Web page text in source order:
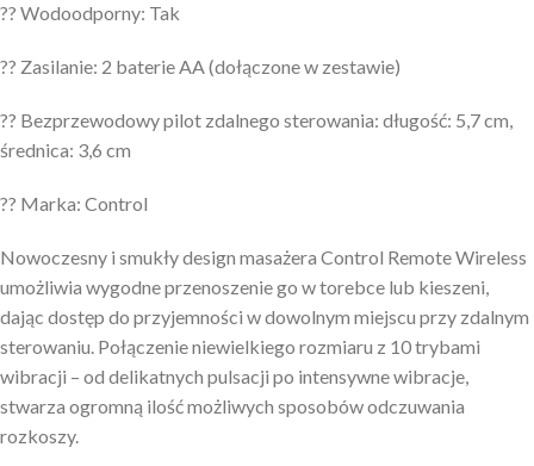
?? Wodoodporny: Tak
?? Zasilanie: 2 baterie AA (dołączone w zestawie)
?? Bezprzewodowy pilot zdalnego sterowania: długość: 5,7 cm,
średnica: 3,6 cm
?? Marka: Control
Nowoczesny i smukły design masażera Control Remote Wireless
umożliwia wygodne przenoszenie go w torebce lub kieszeni,
dając dostęp do przyjemności w dowolnym miejscu przy zdalnym
sterowaniu. Połączenie niewielkiego rozmiaru z 10 trybami
wibracji – od delikatnych pulsacji po intensywne wibracje,
stwarza ogromną ilość możliwych sposobów odczuwania
rozkoszy.